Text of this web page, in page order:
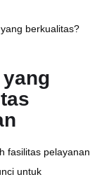
berkualitas?
fasilitas pelayanan
untuk